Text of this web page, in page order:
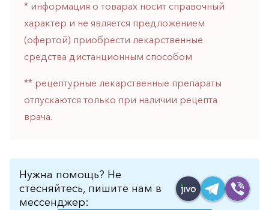
* информация о товарах носит справочный
характер и не является предложением
(офертой) приобрести лекарственные
средства дистанционным способом
** рецептурные лекарственные препараты
отпускаются только при наличии рецепта
врача.
Нужна помощь? Не
стесняйтесь, пишите нам в
мессенджер: